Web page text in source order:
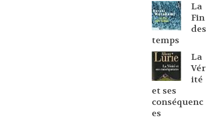
La
Fin
des
temps
La
Vér
ité
et ses
conséquenc
es